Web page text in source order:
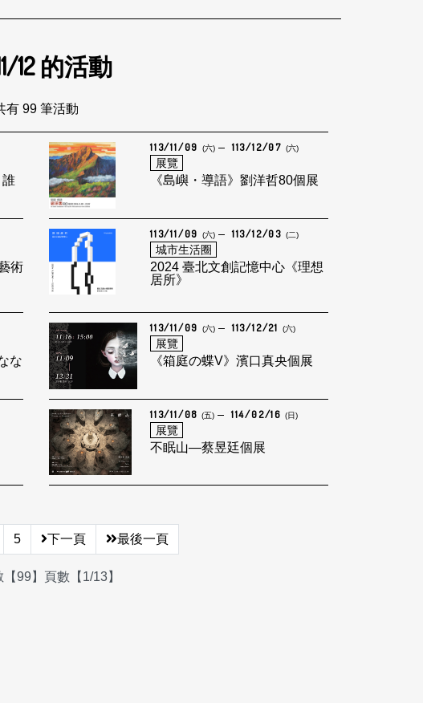
12 的活動
有 99 筆活動
誰
113/11/09 (六) 113/12/07 (六)
展覽
《島嶼・導語》劉洋哲80個展
術
113/11/09 (六) 113/12/03 (二)
城市生活圈
2024 臺北文創記憶中心《理想
居所》
な
113/11/09 (六) 113/12/21 (六)
展覽
《箱庭の蝶V》濱口真央個展
113/11/08 (五) 114/02/16 (日)
展覽
不眠山—蔡昱廷個展
5 下一頁 最後一頁
99】頁數【1/13】